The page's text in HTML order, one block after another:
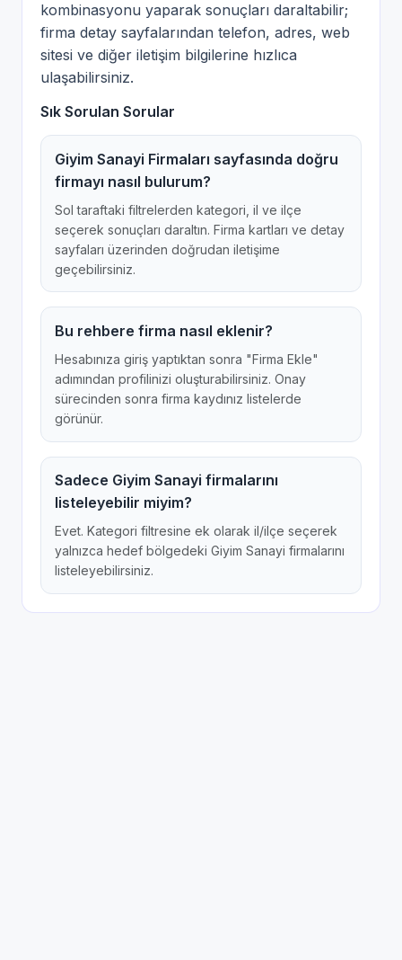
kombinasyonu yaparak sonuçları daraltabilir;
firma detay sayfalarından telefon, adres, web
sitesi ve diğer iletişim bilgilerine hızlıca
ulaşabilirsiniz.
Sık Sorulan Sorular
Giyim Sanayi Firmaları sayfasında doğru
firmayı nasıl bulurum?
Sol taraftaki filtrelerden kategori, il ve ilçe
seçerek sonuçları daraltın. Firma kartları ve detay
sayfaları üzerinden doğrudan iletişime
geçebilirsiniz.
Bu rehbere firma nasıl eklenir?
Hesabınıza giriş yaptıktan sonra "Firma Ekle"
adımından profilinizi oluşturabilirsiniz. Onay
sürecinden sonra firma kaydınız listelerde
görünür.
Sadece Giyim Sanayi firmalarını
listeleyebilir miyim?
Evet. Kategori filtresine ek olarak il/ilçe seçerek
yalnızca hedef bölgedeki Giyim Sanayi firmalarını
listeleyebilirsiniz.